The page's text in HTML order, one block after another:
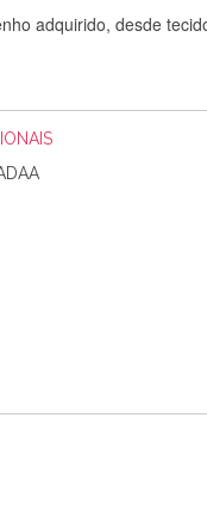
adquirido, desde
pois os produtos
e a execução